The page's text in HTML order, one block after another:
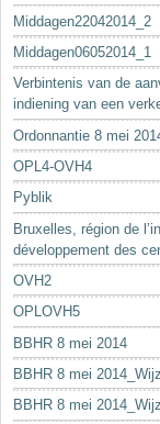
Middagen22042014_2
Middagen06052014_1
Verbintenis van de
indiening van een
Ordonnantie 8 mei
OPL4-OVH4
Pyblik
Bruxelles, région de
développement des
OVH2
OPLOVH5
BBHR 8 mei 2014
BBHR 8 mei
BBHR 8 mei